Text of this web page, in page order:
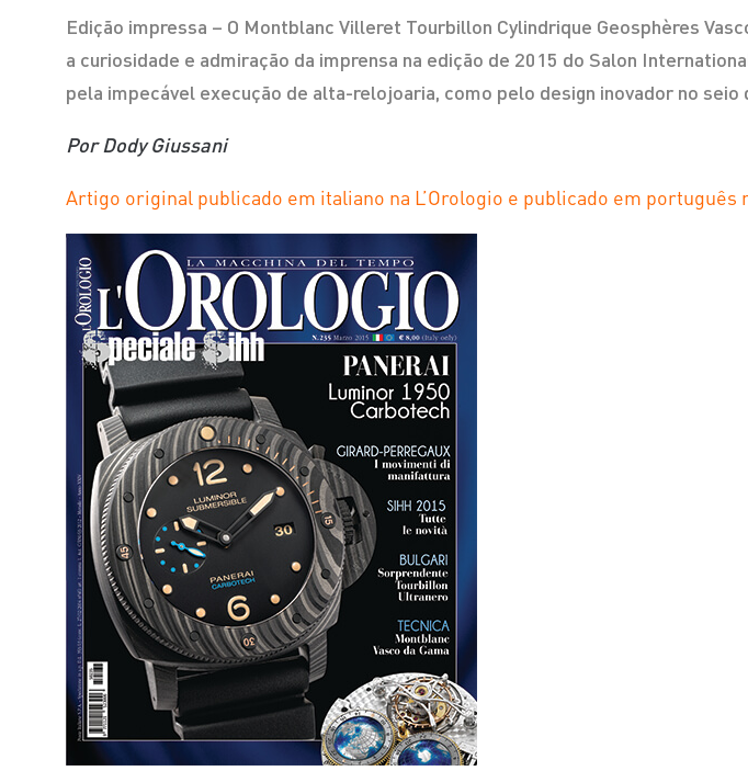
Edição impressa – O Montblanc Villeret Tourbillon Cylindrique Geosphères
a curiosidade e admiração da imprensa na edição de 2015 do Salon
pela impecável execução de alta-relojoaria, como pelo design inovador no seio
Por Dody Giussani
Artigo original publicado em italiano na L’Orologio e publicado em português